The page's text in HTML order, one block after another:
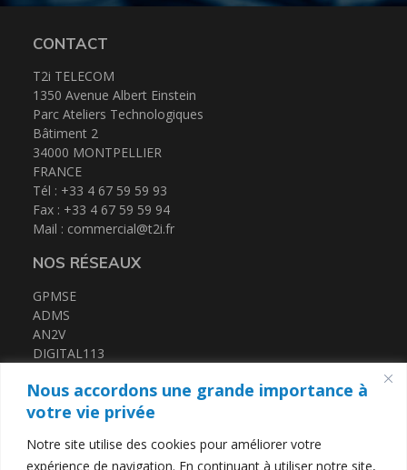
Nous accordons une grande importance à
votre vie privée
Notre site utilise des cookies pour améliorer votre
expérience de navigation. En continuant à utiliser notre site,
CONTACT
T2i TELECOM
1350 Avenue Albert Einstein
Parc Ateliers Technologiques
Bâtiment 2
34000 MONTPELLIER
FRANCE
Tél : +33 4 67 59 59 93
Fax : +33 4 67 59 59 94
Mail : commercial@t2i.fr
NOS RÉSEAUX
GPMSE
ADMS
AN2V
DIGITAL113
CERTIFICATIONS
QUALIOPI